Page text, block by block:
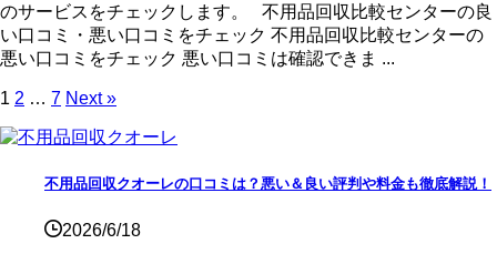
のサービスをチェックします。 不用品回収比較センターの良
い口コミ・悪い口コミをチェック 不用品回収比較センターの
悪い口コミをチェック 悪い口コミは確認できま ...
1 2 … 7 Next »
不用品回収クオーレの口コミは？悪い＆良い評判や料金も徹底解説！
2026/6/18